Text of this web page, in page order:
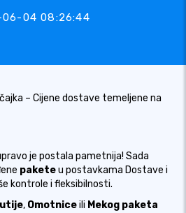
04 08:26:44
– Cijene dostave temeljene na
je postala pametnija! Sada
paketeu postavkama Dostave i
kontrole i fleksibilnosti.
, Omotniceili Mekog paketa